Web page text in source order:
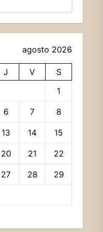
agosto 2026
J V
S
1
6 7 8
13 14 15
20 21 22
27 28 29